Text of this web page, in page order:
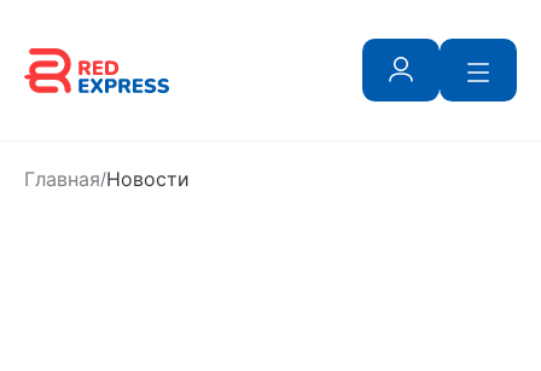
Главная/Новости